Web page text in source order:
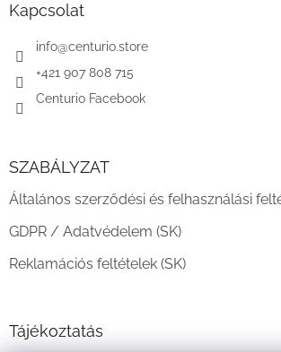
Kapcsolat
info@centurio.store
+421 907 808 715
Centurio Facebook
SZABÁLYZAT
Általános szerződési és felhasználási
GDPR / Adatvédelem (SK)
Reklamációs feltételek (SK)
Tájékoztatás